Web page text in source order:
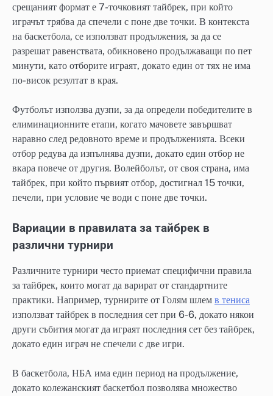
срещаният формат е 7-точковият тайбрек, при който
играчът трябва да спечели с поне две точки. В контекста
на баскетбола, се използват продължения, за да се
разрешат равенствата, обикновено продължаващи по пет
минути, като отборите играят, докато един от тях не има
по-висок резултат в края.
Футболът използва дузпи, за да определи победителите в
елиминационните етапи, когато мачовете завършват
наравно след редовното време и продълженията. Всеки
отбор редува да изпълнява дузпи, докато един отбор не
вкара повече от другия. Волейболът, от своя страна, има
тайбрек, при който първият отбор, достигнал 15 точки,
печели, при условие че води с поне две точки.
Вариации в правилата за тайбрек в
различни турнири
Различните турнири често приемат специфични правила
за тайбрек, които могат да варират от стандартните
практики. Например, турнирите от Голям шлем в тениса
използват тайбрек в последния сет при 6-6, докато някои
други събития могат да играят последния сет без тайбрек,
докато един играч не спечели с две игри.
В баскетбола, НБА има един период на продължение,
докато колежанският баскетбол позволява множество